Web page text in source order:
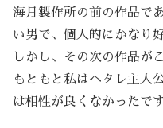
海月製作所の前の作品で
い男で、個人的にかなり
しかし、その次の作品が
もともと私はヘタレ主人
は相性が良くなかったです